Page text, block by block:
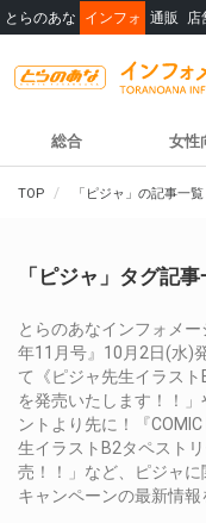
とらのあな インフォ 通販 店
総合 女性
TOP 「ピジャ」の記事一覧
「ピジャ」タグ記
とらのあなインフォメ
年11月号』10月2日(水)
て《ピジャ先生イラス
を発売いたします！！
ントより先に！『
生イラストB2タペスト
売！！」など、ピジャに
キャンペーンの最新情報